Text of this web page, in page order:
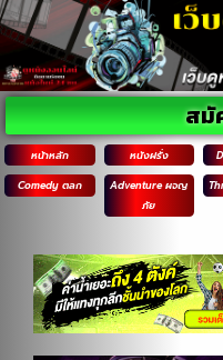
หน้าหลัก หนังฝรั่ง
Comedy ตลก
Adventure ผจญ
ภัย
สมั